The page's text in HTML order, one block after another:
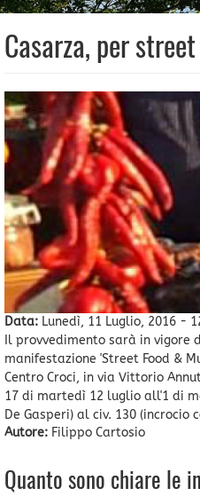
Casarza, per
Data: Lunedì, 11 Luglio, 2016 -
Il provvedimento sarà in vigore
manifestazione 'Street Food &
Centro Croci, in via Vittorio
17 di martedì 12 luglio all'1 di
De Gasperi) al civ. 130 (incrocio
Autore: Filippo Cartosio
Quanto sono chiare le